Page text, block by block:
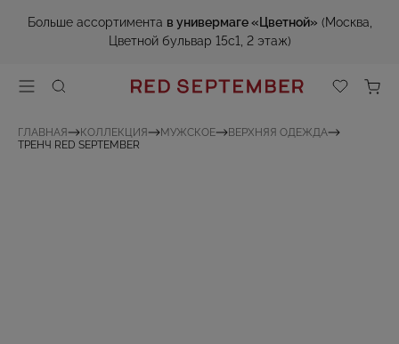
Больше ассортимента в универмаге «Цветной» (Москва,
Цветной бульвар 15с1, 2 этаж)
ГЛАВНАЯ КОЛЛЕКЦИЯ МУЖСКОЕ
ВЕРХНЯЯ ОДЕЖДА
ТРЕНЧ RED SEPTEMBER